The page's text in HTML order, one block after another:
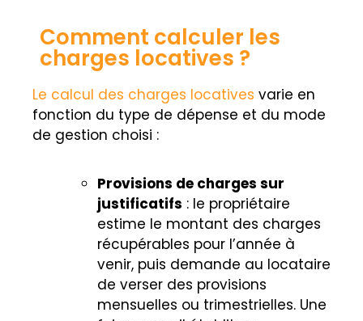
Comment calculer les
charges locatives ?
Le calcul des charges locatives varie en
fonction du type de dépense et du mode
de gestion choisi :
Provisions de charges sur
justificatifs : le propriétaire
estime le montant des charges
récupérables pour l’année à
venir, puis demande au locataire
de verser des provisions
mensuelles ou trimestrielles. Une